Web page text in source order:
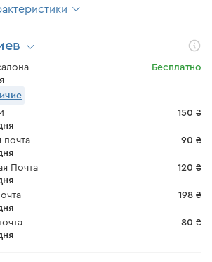
Бесплатно
150 ₴
почта
90 ₴
Почта
120 ₴
198 ₴
80 ₴